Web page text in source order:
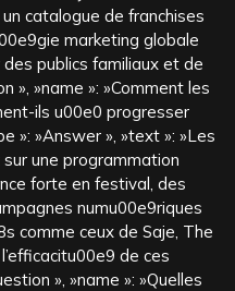
catalogue de franchises
marketing globale
publics familiaux et de
», »name »: »Comment les
ils u00e0 progresser
»: »Answer », »text »: »Les
une programmation
forte en festival, des
numu00e9riques
comme ceux de Saje, The
de ces
», »name »: »Quelles